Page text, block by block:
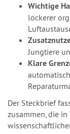
Wichtige
lockerer
Jungtiere
Klare
Der Steckbrief
zusammen, die